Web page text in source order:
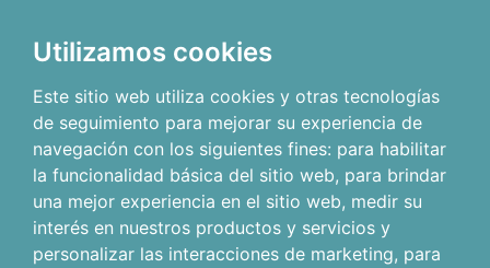
Utilizamos cookies
Este sitio web utiliza cookies y otras tecnologías
de seguimiento para mejorar su experiencia de
navegación con los siguientes fines: para habilitar
la funcionalidad básica del sitio web, para brindar
una mejor experiencia en el sitio web, medir su
interés en nuestros productos y servicios y
personalizar las interacciones de marketing, para